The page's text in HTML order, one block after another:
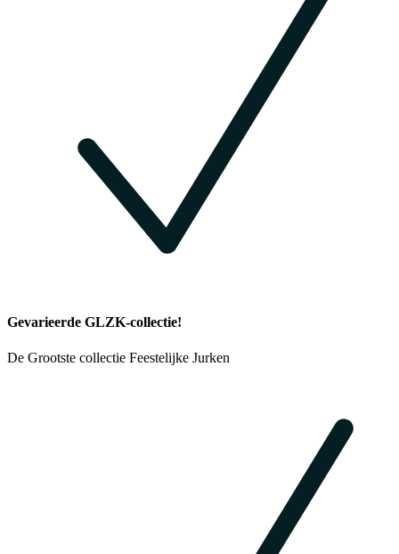
Gevarieerde GLZK-collectie!
De Grootste collectie Feestelijke Jurken